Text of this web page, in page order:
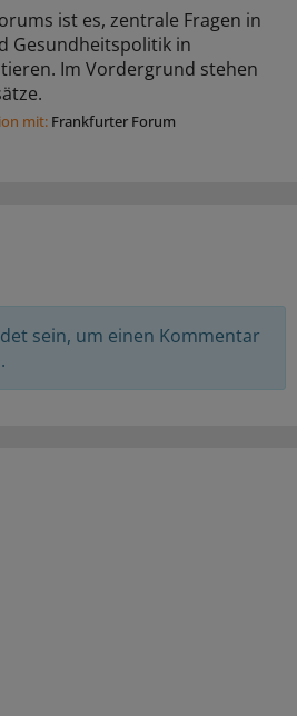
ist es, zentrale Fragen in
Gesundheitspolitik in
Im Vordergrund stehen
mit: Frankfurter Forum
sein, um einen Kommentar